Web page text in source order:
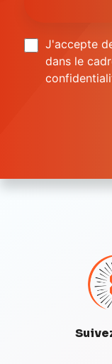
J'accepte
dans le